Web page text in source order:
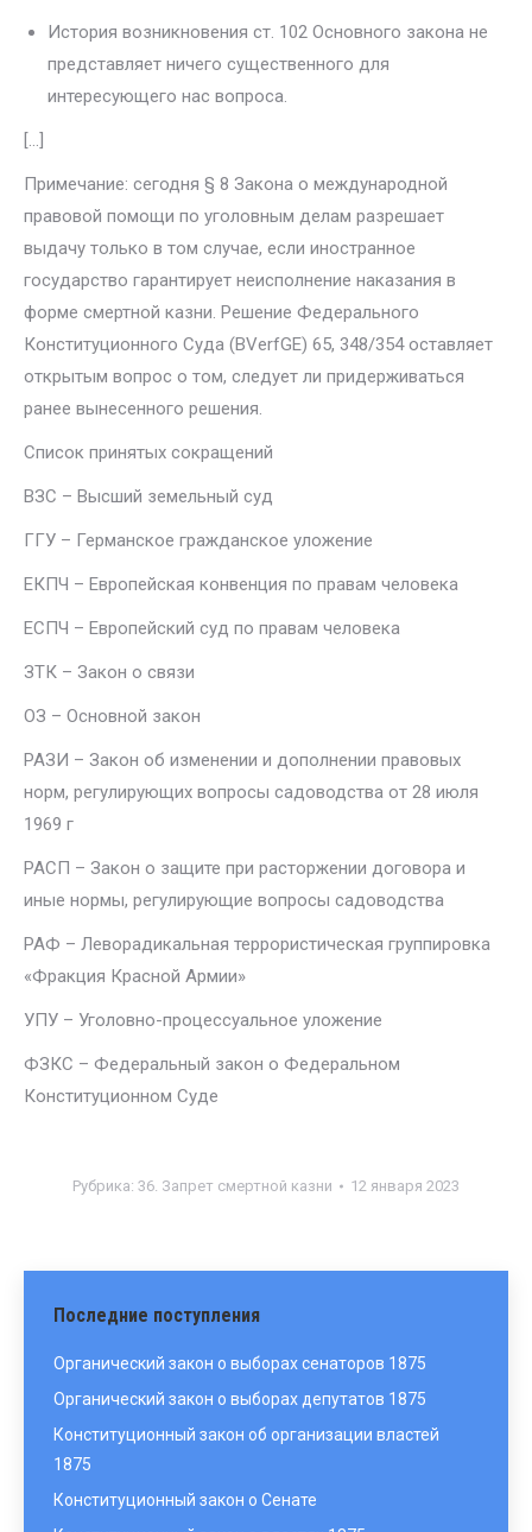
История возникновения ст. 102 Основного закона не
представляет ничего существенного для
интересующего нас вопроса.
[…]
Примечание: сегодня § 8 Закона о международной
правовой по­мощи по уголовным делам разрешает
выдачу только в том случае, если иностранное
государство гарантирует неисполнение наказа­ния в
форме смертной казни. Решение Федерального
Конституци­онного Суда (BVerfGE) 65, 348/354 оставляет
открытым вопрос о том, следует ли придерживаться
ранее вынесенного решения.
Список принятых сокращений
ВЗC – Высший земельный суд
ГГУ – Германское гражданское уложение
ЕКПЧ – Европейская конвенция по правам человека
ЕСПЧ – Европейский суд по правам человека
ЗТК – Закон о связи
ОЗ – Основной закон
РАЗИ – Закон об изменении и дополнении правовых
норм, регулирующих вопросы садоводства от 28 июля
1969 г
РАСП – Закон о защите при расторжении договора и
иные нормы, регулирующие вопросы садоводства
РАФ – Леворадикальная террористическая группировка
«Фракция Красной Армии»
УПУ – Уголовно-процессуальное уложение
ФЗКС – Федеральный закон о Федеральном
Конституционном Суде
Рубрика: 36. Запрет смертной казни 12 января 2023
Последние поступления
Органический закон о выборах сенаторов 1875
Органический закон о выборах депутатов 1875
Конституционный закон об организации властей
1875
Конституционный закон о Сенате